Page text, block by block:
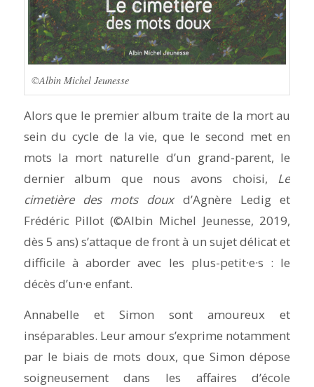
©Albin Michel Jeunesse
Alors que le premier album traite de la mort au
sein du cycle de la vie, que le second met en
mots la mort naturelle d’un grand-parent, le
dernier album que nous avons choisi, Le
cimetière des mots doux d’Agnère Ledig et
Frédéric Pillot (©Albin Michel Jeunesse, 2019,
dès 5 ans) s’attaque de front à un sujet délicat et
difficile à aborder avec les plus-petit·e·s : le
décès d’un·e enfant.
Annabelle et Simon sont amoureux et
inséparables. Leur amour s’exprime notamment
par le biais de mots doux, que Simon dépose
soigneusement dans les affaires d’école